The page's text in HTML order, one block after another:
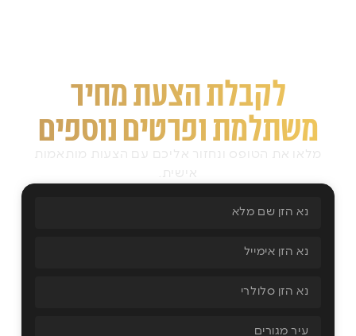
לקבלת הצעת מחיר
משתלמת ופרטים נוספים
מלאו את הטופס ונחזור אליכם עם הצעות מותאמות
אישית.